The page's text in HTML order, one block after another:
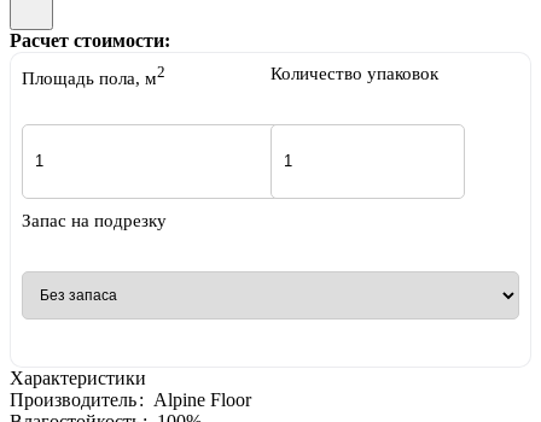
Расчет стоимости:
Площадь пола, м2 Количество упаковок
Запас на подрезку
Характеристики
Производитель: Alpine Floor